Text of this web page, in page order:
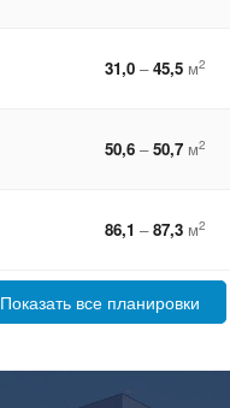
31,0 –45,5 м2
50,6 –50,7 м2
86,1 –87,3 м2
Показать все планировки